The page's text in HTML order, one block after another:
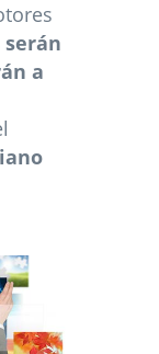
serán
a